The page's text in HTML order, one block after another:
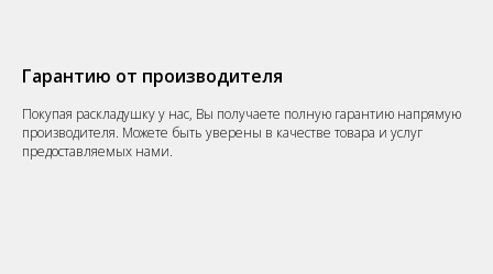
Гарантию от производителя
Покупая раскладушку у нас, Вы получаете полную гарантию напрямую
производителя. Можете быть уверены в качестве товара и услуг
предоставляемых нами.